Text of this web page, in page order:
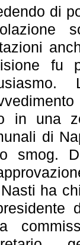
di
fu
in una
di
smog.
ha